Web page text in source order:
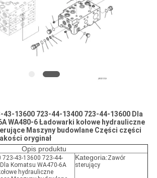
43-13600 723-44-13400 723-44-13600 Dla
WA480-6 Ładowarki kołowe hydrauliczne
Maszyny budowlane Części części
oryginał
Opis produktu
723-43-13600 723-44-
Komatsu WA470-6A
hydrauliczne
Kategoria:Zawór
sterujący